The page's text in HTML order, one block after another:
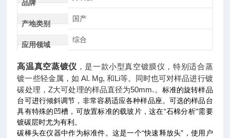
品牌
产地类别
国产
应用领域
综合
高温真空蒸镀仪 ，是一款小型真空镀膜仪，特别适合蒸
镀一些轻金属，如 Al. Mg, 和Li等。同时也可对样品进行镀
碳处理，Z大可处理的样品直径为50mm.。 标准的旋转样品
台可进行倾斜调节，非常容易适应各种样品座。可选的样品台
具有特殊的凹槽，可放置标准的载玻片，这在“石棉分析"需要
镀碳层时尤为有利。
碳棒头在仪器中作为标准件。这是一个“快速释放头"，使用户